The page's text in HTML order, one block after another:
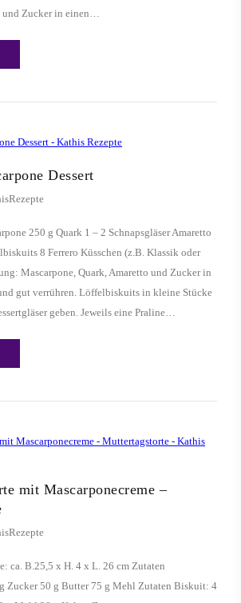
und Zucker in einen…
Dessert
250 g Quark 1 – 2 Schnapsgläser Amaretto
8 Ferrero Küsschen (z.B. Klassik oder
Mascarpone, Quark, Amaretto und Zucker in
gut verrühren. Löffelbiskuits in kleine Stücke
geben. Jeweils eine Praline…
mit Mascarponecreme –
ca. B.25,5 x H. 4 x L. 26 cm Zutaten
Zucker 50 g Butter 75 g Mehl Zutaten Biskuit: 4